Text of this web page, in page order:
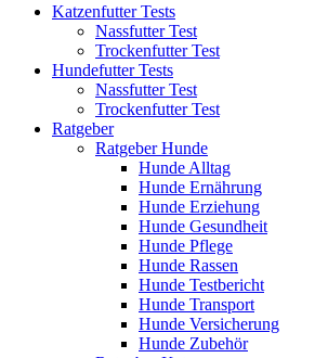
Katzenfutter Tests
Nassfutter Test
Trockenfutter Test
Hundefutter Tests
Nassfutter Test
Trockenfutter Test
Ratgeber
Ratgeber Hunde
Hunde Alltag
Hunde Ernährung
Hunde Erziehung
Hunde Gesundheit
Hunde Pflege
Hunde Rassen
Hunde Testbericht
Hunde Transport
Hunde Versicherung
Hunde Zubehör